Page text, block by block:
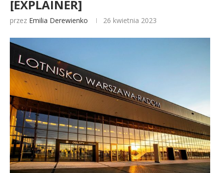
[EXPLAINER]
przez Emilia Derewienko 26 kwietnia 2023